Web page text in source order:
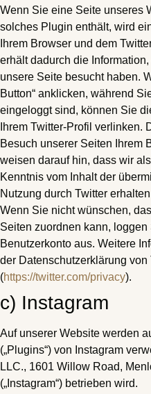
Wenn Sie eine Seite unseres
solches Plugin enthält, wird
Ihrem Browser und dem
erhält dadurch die
unsere Seite besucht haben.
Button“ anklicken, während
eingeloggt sind, können Sie
Ihrem Twitter-Profil verlinken.
Besuch unserer Seiten Ihrem
weisen darauf hin, dass wir
Kenntnis vom Inhalt der
Nutzung durch Twitter
Wenn Sie nicht wünschen,
Seiten zuordnen kann,
Benutzerkonto aus. Weitere
der Datenschutzerklärung von
(https://twitter.com/privacy).
c) Instagram
Auf unserer Website werden
(„Plugins“) von Instagram
LLC., 1601 Willow Road,
(„Instagram“) betrieben wird.